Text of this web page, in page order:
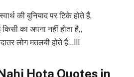
की बुनियाद पर टिके होते हैं,
का अपना नहीं होता है,,
लोग मतलबी होते हैं…!!!
Hota Quotes in